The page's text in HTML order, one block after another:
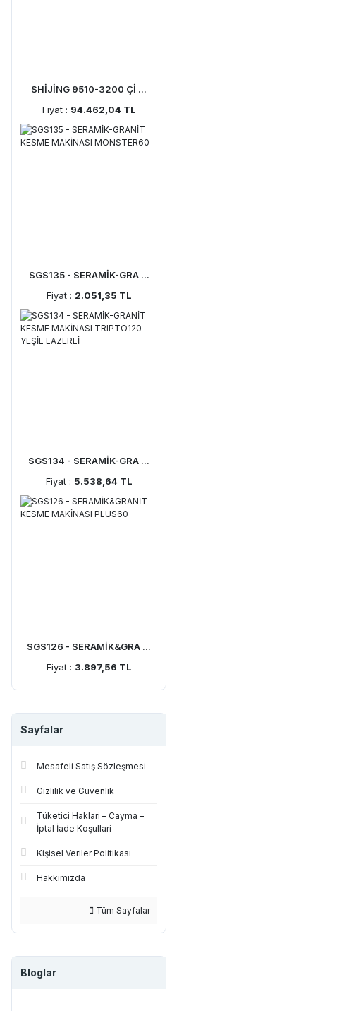
SHİJİNG 9510-3200 Çİ ...
Fiyat : 94.462,04 TL
SGS135 - SERAMİK-GRA ...
Fiyat : 2.051,35 TL
SGS134 - SERAMİK-GRA ...
Fiyat : 5.538,64 TL
SGS126 - SERAMİK&GRA ...
Fiyat : 3.897,56 TL
Sayfalar
Mesafeli Satış Sözleşmesi
Gizlilik ve Güvenlik
Tüketici Haklari – Cayma –
İptal İade Koşullari
Kişisel Veriler Politikası
Hakkımızda
Tüm Sayfalar
Bloglar